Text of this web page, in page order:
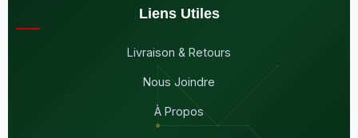
Liens Utiles
Livraison & Retours
Nous Joindre
À Propos